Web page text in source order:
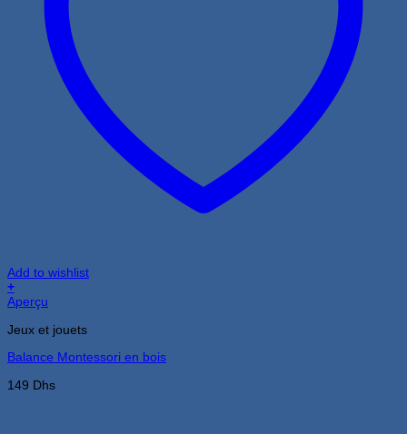
Add to wishlist
+
Aperçu
Jeux et jouets
Balance Montessori en bois
149 Dhs